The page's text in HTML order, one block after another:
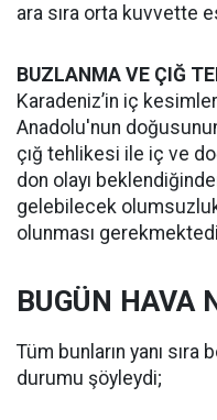
ara sıra orta kuvvette
BUZLANMA VE ÇIĞ
Karadeniz’in iç
Anadolu'nun
çığ tehlikesi ile iç ve
don olayı
gelebilecek
olunması
BUGÜN HAVA
Tüm bunların yanı
durumu şöyleydi;